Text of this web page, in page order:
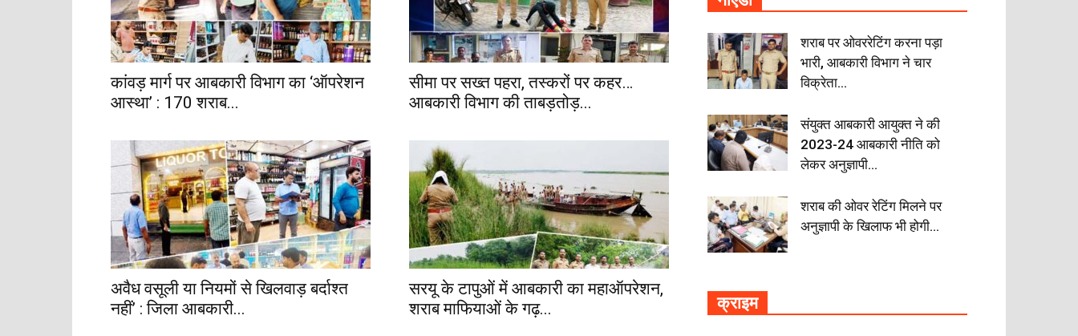
कांवड़ मार्ग पर आबकारी विभाग का ‘ऑपरेशन
आस्था’ : 170 शराब...
सीमा पर सख्त पहरा, तस्करों पर कहर…
आबकारी विभाग की ताबड़तोड़...
अवैध वसूली या नियमों से खिलवाड़ बर्दाश्त
नहीं’ : जिला आबकारी...
सरयू के टापुओं में आबकारी का महाऑपरेशन,
शराब माफियाओं के गढ़...
शराब पर ओवररेटिंग करना पड़ा
भारी, आबकारी विभाग ने चार
विक्रेता...
संयुक्त आबकारी आयुक्त ने की
2023-24 आबकारी नीति को
लेकर अनुज्ञापी...
शराब की ओवर रेटिंग मिलने पर
अनुज्ञापी के खिलाफ भी होगी...
क्राइम